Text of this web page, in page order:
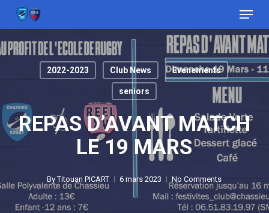
content
Menu
2022-2023 Club News Evenements
seniors
REPAS D’AVANT MATCH
LE 19 MARS
By Titouan PICART 6 mars 2023 No Comments
Close
Menu